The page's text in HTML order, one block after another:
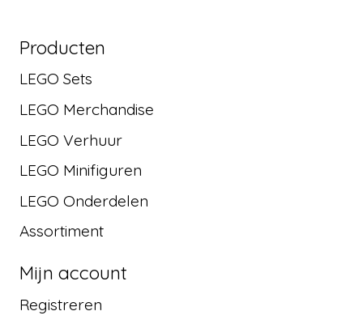
Producten
LEGO Sets
LEGO Merchandise
LEGO Verhuur
LEGO Minifiguren
LEGO Onderdelen
Assortiment
Mijn account
Registreren